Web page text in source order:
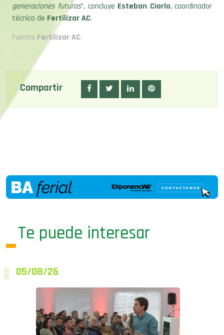
generaciones futuras”, concluye Esteban Ciarlo, coordinador
técnico de Fertilizar AC.
Fuente Fertilizar AC.
Compartir
Te puede interesar
05/08/26